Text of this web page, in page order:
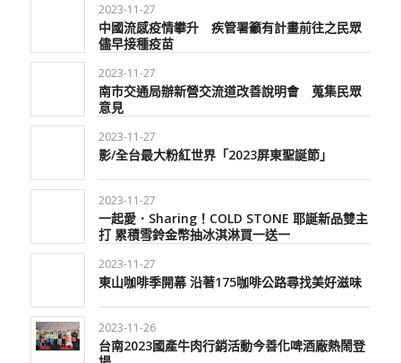
2023-11-27
中國流感疫情攀升 疾管署籲有計畫前往之民眾
儘早接種疫苗
2023-11-27
南市交通局辦新營交流道改善說明會 蒐集民眾
意見
2023-11-27
影/全台最大粉紅世界「2023屏東聖誕節」
2023-11-27
一起愛．Sharing！COLD STONE 耶誕新品雙主
打 累積雪鈴金幣抽冰淇淋買一送一
2023-11-27
東山咖啡季開幕 沿著175咖啡公路尋找美好滋味
2023-11-26
台南2023國產牛肉行銷活動今善化啤酒廠熱鬧登